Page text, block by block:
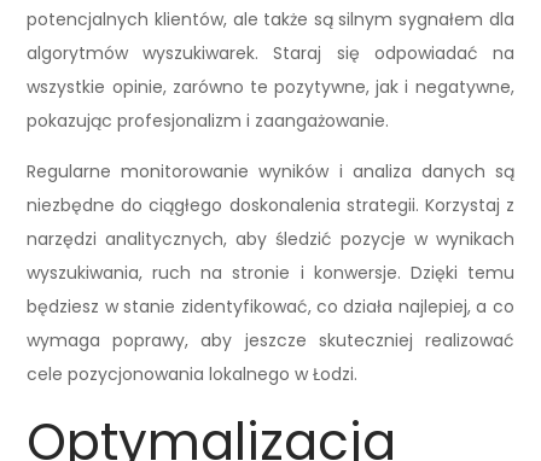
potencjalnych klientów, ale także są silnym sygnałem dla
algorytmów wyszukiwarek. Staraj się odpowiadać na
wszystkie opinie, zarówno te pozytywne, jak i negatywne,
pokazując profesjonalizm i zaangażowanie.
Regularne monitorowanie wyników i analiza danych są
niezbędne do ciągłego doskonalenia strategii. Korzystaj z
narzędzi analitycznych, aby śledzić pozycje w wynikach
wyszukiwania, ruch na stronie i konwersje. Dzięki temu
będziesz w stanie zidentyfikować, co działa najlepiej, a co
wymaga poprawy, aby jeszcze skuteczniej realizować
cele pozycjonowania lokalnego w Łodzi.
Optymalizacja